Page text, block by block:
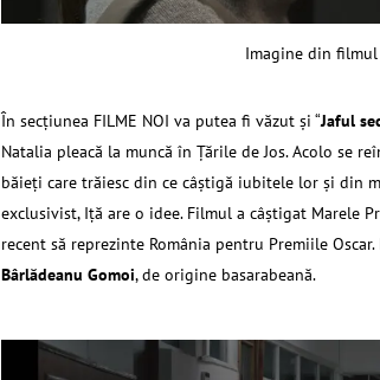
Imagine din filmul
În secţiunea FILME NOI va putea fi văzut şi “Jaful
Natalia pleacă la muncă în Țările de Jos. Acolo se
băieți care trăiesc din ce câștigă iubitele lor și din
exclusivist, Iță are o idee. Filmul a câştigat Marele
recent să reprezinte România pentru Premiile
Bârlădeanu Gomoi, de origine basarabeană.